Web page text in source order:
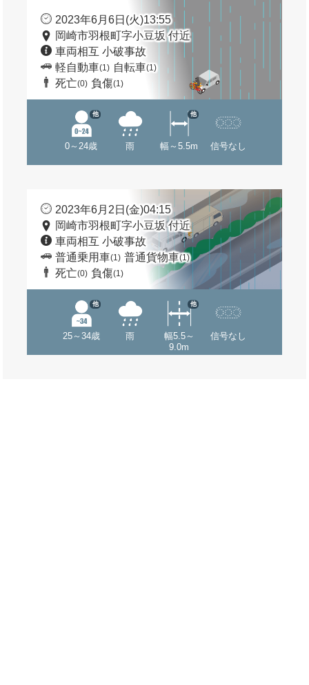
2023年6月6日(火)13:55
岡崎市羽根町字小豆坂 付近
車両相互 小破事故
軽自動車(1) 自転車(1)
死亡(0) 負傷(1)
0～24歳
他
雨 幅～5.5m
他
信号なし
2023年6月2日(金)04:15
岡崎市羽根町字小豆坂 付近
車両相互 小破事故
普通乗用車(1) 普通貨物車(1)
死亡(0) 負傷(1)
25～34歳
他
雨
幅5.5～
9.0m
他
信号なし